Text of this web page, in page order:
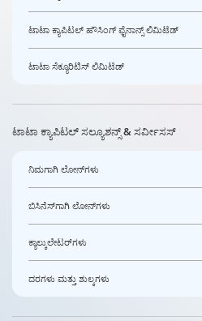
ಟಾಟಾ ಕ್ಯಾಪಿಟಲ್ ಹೌಸಿಂಗ್ ಫೈನಾನ್ಸ್ ಲಿಮಿಟೆಡ್
ಟಾಟಾ ಸೆಕ್ಯೂರಿಟಿಸ್ ಲಿಮಿಟೆಡ್
ಟಾಟಾ ಕ್ಯಾಪಿಟಲ್ ಸಲ್ಯೂಶನ್ಸ್ & ಸರ್ವೀಸಸ್
ನಿಮಗಾಗಿ ಲೋನ್‌ಗಳು
ಬಿಸಿನೆಸ್‌ಗಾಗಿ ಲೋನ್‌ಗಳು
ಕ್ಯಾಲ್ಕುಲೇಟರ್‌ಗಳು
ದರಗಳು ಮತ್ತು ಶುಲ್ಕಗಳು